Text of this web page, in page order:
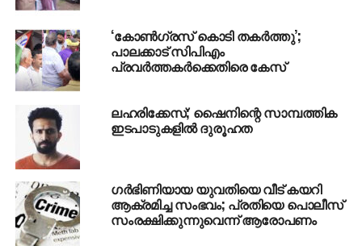
‘കോൺഗ്രസ് കൊടി തകർത്തു’;
പാലക്കാട് സിപിഎം
പ്രവർത്തകർക്കെതിരെ കേസ്
ലഹരിക്കേസ്; ഷൈനിന്റെ സാമ്പത്തിക
ഇടപാടുകളില്‍ ദുരൂഹത
ഗര്‍ഭിണിയായ യുവതിയെ വീട് കയറി
ആക്രമിച്ച സംഭവം; പ്രതിയെ പൊലീസ്
സംരക്ഷിക്കുന്നുവെന്ന് ആരോപണം